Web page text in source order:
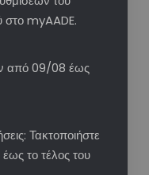
στο myAADE.
από 09/08 έως
Τακτοποιήστε
το τέλος του